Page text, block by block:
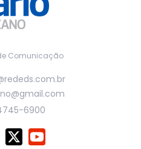
Comunicação
6900